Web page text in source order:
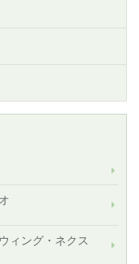
ィング・ネクス